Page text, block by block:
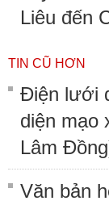
Liêu đến
TIN CŨ HƠN
Điện lưới
diện mạo
Lâm
Văn bản